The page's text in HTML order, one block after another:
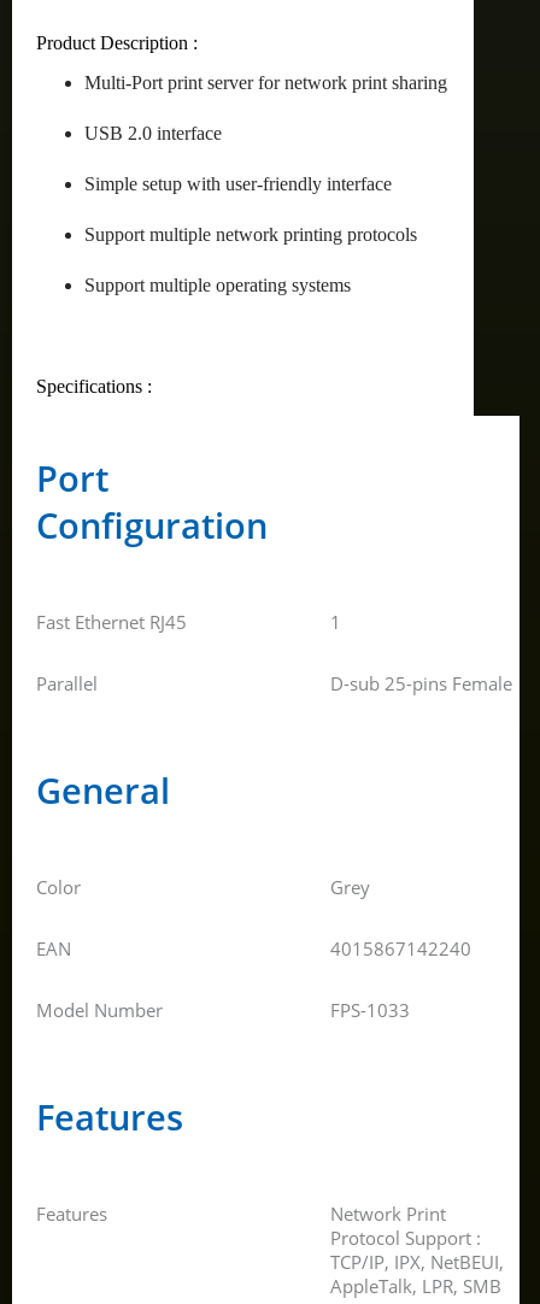
Product Description :
Multi-Port print server for network print sharing
USB 2.0 interface
Simple setup with user-friendly interface
Support multiple network printing protocols
Support multiple operating systems
Specifications :
Port
Configuration
Fast Ethernet RJ45 1
Parallel D-sub 25-pins Female
General
Color Grey
EAN 4015867142240
Model Number FPS-1033
Features
Features
Network Print
Protocol Support :
TCP/IP, IPX, NetBEUI,
AppleTalk, LPR, SMB